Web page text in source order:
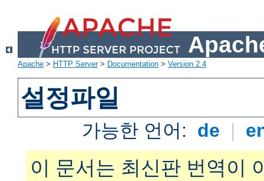
Apache > HTTP Server> Documentation > Version 2.4
설정파일
가능한 언어: de |
이 문서는 최신판 번역이